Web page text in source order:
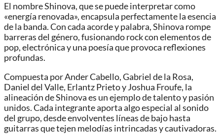
El nombre Shinova, que se puede interpretar como
«energía renovada», encapsula perfectamente la esencia
de la banda. Con cada acorde y palabra, Shinova rompe
barreras del género, fusionando rock con elementos de
pop, electrónica y una poesía que provoca reflexiones
profundas.
Compuesta por Ander Cabello, Gabriel de la Rosa,
Daniel del Valle, Erlantz Prieto y Joshua Froufe, la
alineación de Shinova es un ejemplo de talento y pasión
unidos. Cada integrante aporta algo especial al sonido
del grupo, desde envolventes líneas de bajo hasta
guitarras que tejen melodías intrincadas y cautivadoras.